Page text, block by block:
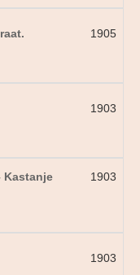
1905
1903
Kastanje
1903
1903